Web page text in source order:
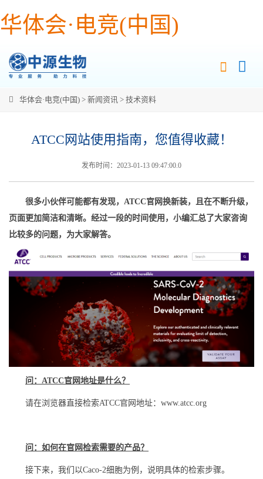
华体会·电竞(中国)
华体会·电竞(中国) > 新闻资讯 > 技术资料
ATCC网站使用指南，您值得收藏！
发布时间：2023-01-13 09:47:00.0
很多小伙伴可能都有发现，ATCC官网换新装，且在不断升级，
页面更加简洁和清晰。经过一段的时间使用，小编汇总了大家咨询
比较多的问题，为大家解答。
问：ATCC官网地址是什么？
请在浏览器直接检索ATCC官网地址：www.atcc.org
问：如何在官网检索需要的产品？
接下来，我们以Caco-2细胞为例，说明具体的检索步骤。